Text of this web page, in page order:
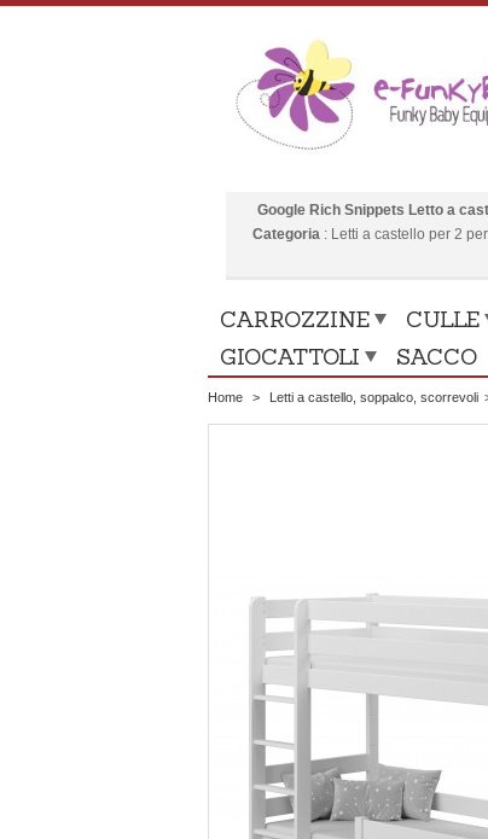
Google Rich Snippets Letto a
Categoria: Letti a castello per 2
CARROZZINE CULLE
GIOCATTOLI
SACCO
Home > Letti a castello, soppalco, scorrevoli